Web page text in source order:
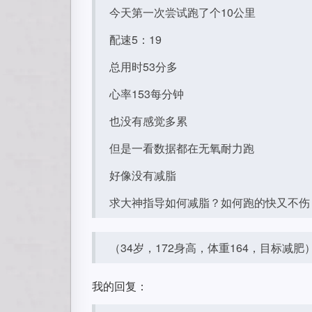
今天第一次尝试跑了个10公里
配速5：19
总用时53分多
心率153每分钟
也没有感觉多累
但是一看数据都在无氧耐力跑
好像没有减脂
求大神指导如何减脂？如何跑的快又不
（34岁，172身高，体重164，目标减肥
我的回复：